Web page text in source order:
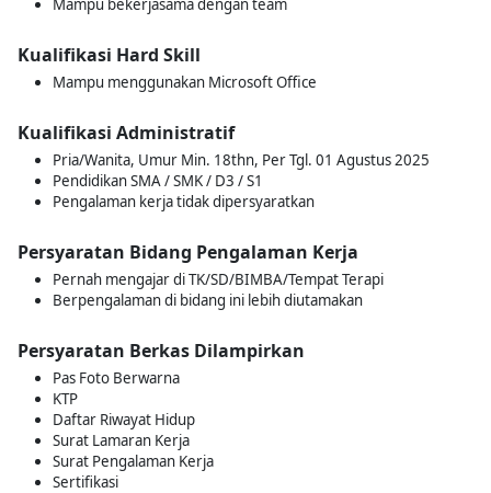
Mampu bekerjasama dengan team
Kualifikasi Hard Skill
Mampu menggunakan Microsoft Office
Kualifikasi Administratif
Pria/Wanita, Umur Min. 18thn, Per Tgl. 01 Agustus 2025
Pendidikan SMA / SMK / D3 / S1
Pengalaman kerja tidak dipersyaratkan
Persyaratan Bidang Pengalaman Kerja
Pernah mengajar di TK/SD/BIMBA/Tempat Terapi
Berpengalaman di bidang ini lebih diutamakan
Persyaratan Berkas Dilampirkan
Pas Foto Berwarna
KTP
Daftar Riwayat Hidup
Surat Lamaran Kerja
Surat Pengalaman Kerja
Sertifikasi